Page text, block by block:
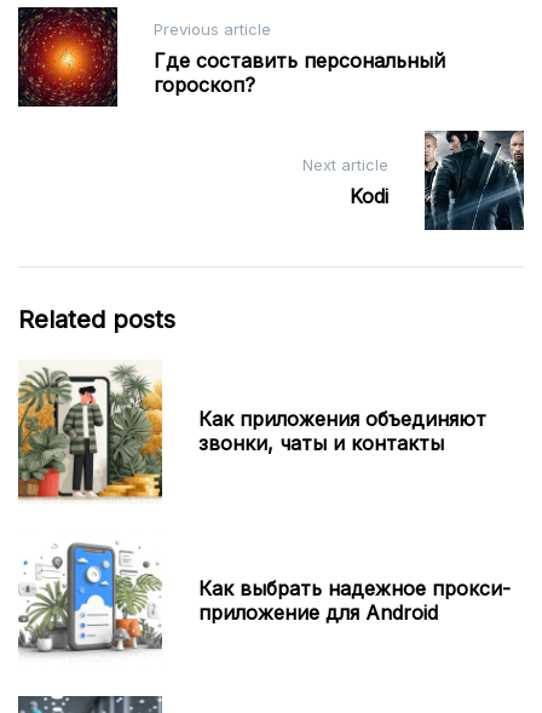
Post
navigation
Previous article
Где составить персональный
гороскоп?
Next article
Kodi
Related posts
Как приложения объединяют
звонки, чаты и контакты
Как выбрать надежное прокси-
приложение для Android